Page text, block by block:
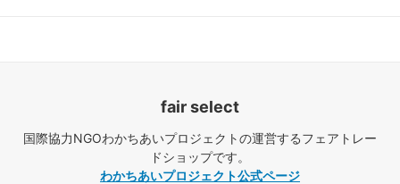
fair select
国際協力NGOわかちあいプロジェクトの運営するフェアトレー
ドショップです。
わかちあいプロジェクト公式ページ